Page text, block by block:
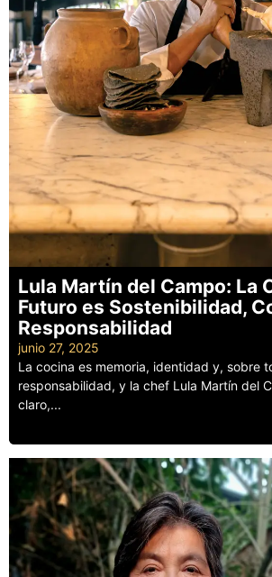
Lula Martín del Campo: La
Futuro es Sostenibilidad,
Responsabilidad
junio 27, 2025
La cocina es memoria, identidad y, sobre
responsabilidad, y la chef Lula Martín del
claro,...